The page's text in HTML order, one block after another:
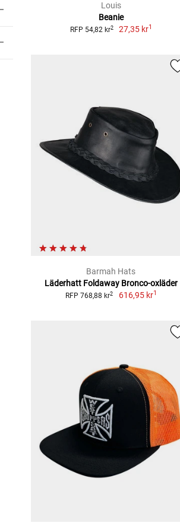
Louis
Beanie
RFP 54,82 kr2 27,35 kr1
Barmah Hats
Läderhatt Foldaway Bronco-oxläder
RFP 768,88 kr2 616,95 kr1